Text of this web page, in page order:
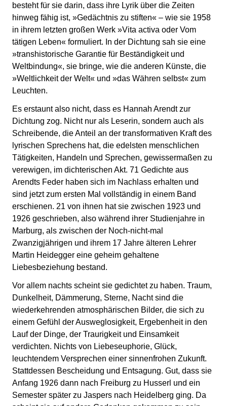
besteht für sie darin, dass ihre Lyrik über die Zeiten
hinweg fähig ist, »Gedächtnis zu stiften« – wie sie 1958
in ihrem letzten großen Werk »Vita activa oder Vom
tätigen Leben« formuliert. In der Dichtung sah sie eine
»transhistorische Garantie für Beständigkeit und
Weltbindung«, sie bringe, wie die anderen Künste, die
»Weltlichkeit der Welt« und »das Währen selbst« zum
Leuchten.
Es erstaunt also nicht, dass es Hannah Arendt zur
Dichtung zog. Nicht nur als Leserin, sondern auch als
Schreibende, die Anteil an der transformativen Kraft des
lyrischen Sprechens hat, die edelsten menschlichen
Tätigkeiten, Handeln und Sprechen, gewissermaßen zu
verewigen, im dichterischen Akt. 71 Gedichte aus
Arendts Feder haben sich im Nachlass erhalten und
sind jetzt zum ersten Mal vollständig in einem Band
erschienen. 21 von ihnen hat sie zwischen 1923 und
1926 geschrieben, also während ihrer Studienjahre in
Marburg, als zwischen der Noch-nicht-mal
Zwanzigjährigen und ihrem 17 Jahre älteren Lehrer
Martin Heidegger eine geheim gehaltene
Liebesbeziehung bestand.
Vor allem nachts scheint sie gedichtet zu haben. Traum,
Dunkelheit, Dämmerung, Sterne, Nacht sind die
wiederkehrenden atmosphärischen Bilder, die sich zu
einem Gefühl der Ausweglosigkeit, Ergebenheit in den
Lauf der Dinge, der Traurigkeit und Einsamkeit
verdichten. Nichts von Liebeseuphorie, Glück,
leuchtendem Versprechen einer sinnenfrohen Zukunft.
Stattdessen Bescheidung und Entsagung. Gut, dass sie
Anfang 1926 dann nach Freiburg zu Husserl und ein
Semester später zu Jaspers nach Heidelberg ging. Da